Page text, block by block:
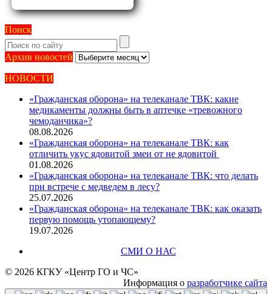
Поиск
Архив новостей
Архив
НОВОСТИ
«Гражданская оборона» на телеканале ТВК: какие
медикаменты должны быть в аптечке «тревожного
чемоданчика»?
08.08.2026
«Гражданская оборона» на телеканале ТВК: как
отличить укус ядовитой змеи от не ядовитой
01.08.2026
«Гражданская оборона» на телеканале ТВК: что делать
при встрече с медведем в лесу?
25.07.2026
«Гражданская оборона» на телеканале ТВК: как оказать
первую помощь утопающему?
19.07.2026
СМИ О НАС
© 2026 КГКУ «Центр ГО и ЧС»
Информация о разработчике сайта